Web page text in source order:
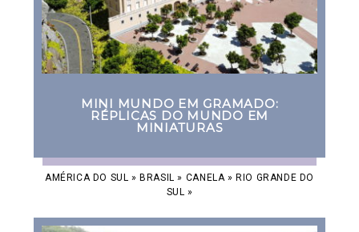
MINI MUNDO EM GRAMADO:
RÉPLICAS DO MUNDO EM
MINIATURAS
AMÉRICA DO SUL »BRASIL » CANELA »RIO GRANDE DO
SUL »